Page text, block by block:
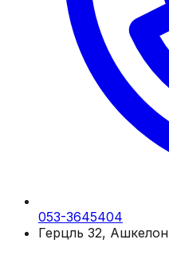
053-3645404
Герцль 32, Ашкелон